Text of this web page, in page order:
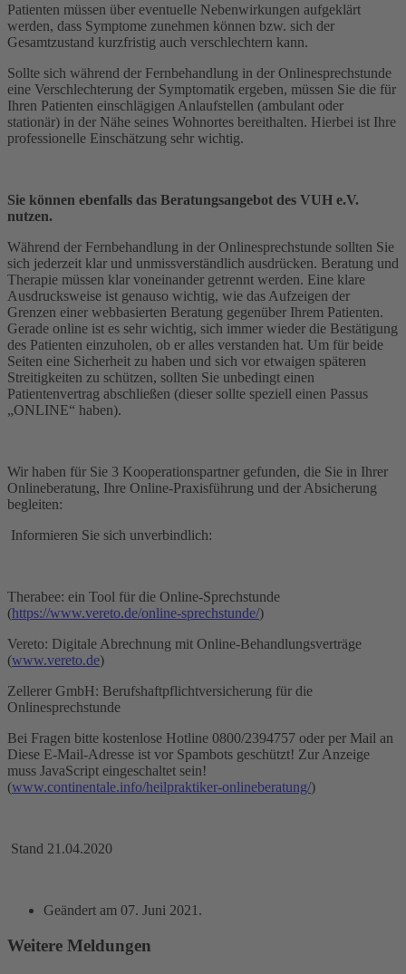
Patienten müssen über eventuelle Nebenwirkungen aufgeklärt
werden, dass Symptome zunehmen können bzw. sich der
Gesamtzustand kurzfristig auch verschlechtern kann.
Sollte sich während der Fernbehandlung in der Onlinesprechstunde
eine Verschlechterung der Symptomatik ergeben, müssen Sie die für
Ihren Patienten einschlägigen Anlaufstellen (ambulant oder
stationär) in der Nähe seines Wohnortes bereithalten. Hierbei ist Ihre
professionelle Einschätzung sehr wichtig.
Sie können ebenfalls das Beratungsangebot des VUH e.V.
nutzen.
Während der Fernbehandlung in der Onlinesprechstunde sollten Sie
sich jederzeit klar und unmissverständlich ausdrücken. Beratung und
Therapie müssen klar voneinander getrennt werden. Eine klare
Ausdrucksweise ist genauso wichtig, wie das Aufzeigen der
Grenzen einer webbasierten Beratung gegenüber Ihrem Patienten.
Gerade online ist es sehr wichtig, sich immer wieder die Bestätigung
des Patienten einzuholen, ob er alles verstanden hat. Um für beide
Seiten eine Sicherheit zu haben und sich vor etwaigen späteren
Streitigkeiten zu schützen, sollten Sie unbedingt einen
Patientenvertrag abschließen (dieser sollte speziell einen Passus
„ONLINE“ haben).
Wir haben für Sie 3 Kooperationspartner gefunden, die Sie in Ihrer
Onlineberatung, Ihre Online-Praxisführung und der Absicherung
begleiten:
Informieren Sie sich unverbindlich:
Therabee: ein Tool für die Online-Sprechstunde
(https://www.vereto.de/online-sprechstunde/)
Vereto: Digitale Abrechnung mit Online-Behandlungsverträge
(www.vereto.de)
Zellerer GmbH: Berufshaftpflichtversicherung für die
Onlinesprechstunde
Bei Fragen bitte kostenlose Hotline 0800/2394757 oder per Mail an
Diese E-Mail-Adresse ist vor Spambots geschützt! Zur Anzeige
muss JavaScript eingeschaltet sein!
(www.continentale.info/heilpraktiker-onlineberatung/)
Stand 21.04.2020
Geändert am 07. Juni 2021 .
Weitere Meldungen